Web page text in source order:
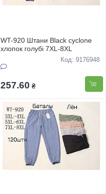
WT-920 Штани Black cyclone
хлопок голубі 7XL-8XL
Код: 9176948
257.60 ₴